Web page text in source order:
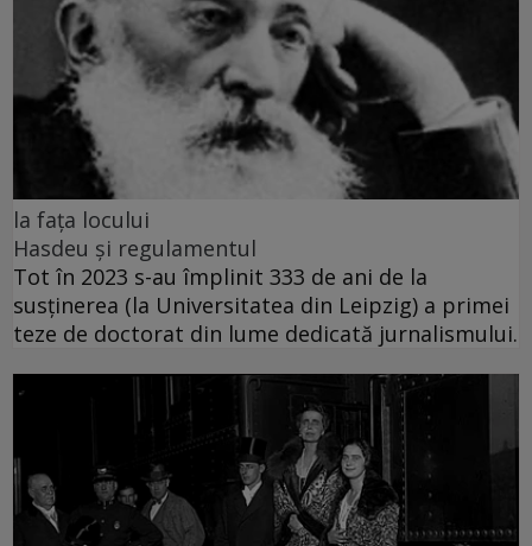
la fața locului
Hasdeu și regulamentul
Tot în 2023 s-au împlinit 333 de ani de la
susținerea (la Universitatea din Leipzig) a primei
teze de doctorat din lume dedicată jurnalismului.